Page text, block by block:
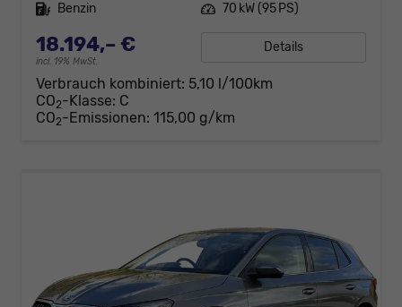
Kraftstoff Benzin Leistung 70 kW (95 PS)
18.194,– €
incl. 19% MwSt.
Details
Verbrauch kombiniert: 5,10 l/100km
CO2-Klasse: C
CO2-Emissionen: 115,00 g/km